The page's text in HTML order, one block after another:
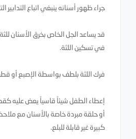
جراء ظهور أسنانه ينبغي اتباع التدابير
قد يساعد الجل الخاص بخرق الأسنان
في تسكين اللثة.
فرك اللثة بلطف بواسطة الإصبع أو
إعطاء الطفل شيئاً قاسياً يعض عليه
أو حلقة مبردة خاصة بالأسنان مع
كبيرة غير قابلة للبلع.